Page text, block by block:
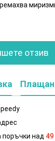
отзив
поръчки над 49